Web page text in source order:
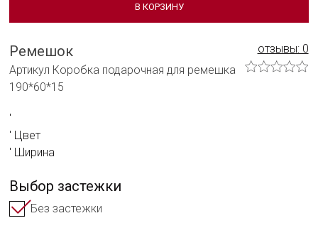
Система смены ремешка
Уход за часами
Сервисное обслуживание
Гарантийные обязательства
В КОРЗИНУ
Ремешок
Артикул Коробка подарочная для ремешка
190*60*15
отзывы: 0
Цвет
Ширина
Выбор застежки
Без застежки